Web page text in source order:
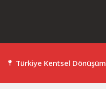
Türkiye Kentsel Dönüşüm